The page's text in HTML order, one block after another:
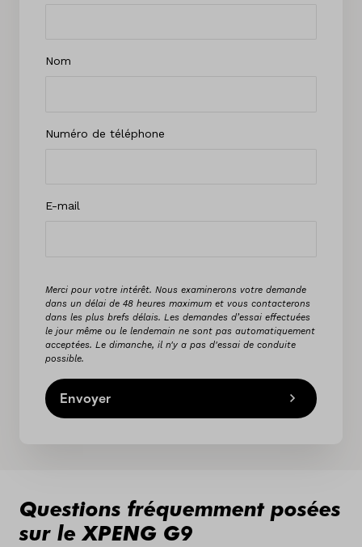
Nom
Numéro de téléphone
E-mail
Merci pour votre intérêt. Nous examinerons votre demande
dans un délai de 48 heures maximum et vous contacterons
dans les plus brefs délais. Les demandes d’essai effectuées
le jour même ou le lendemain ne sont pas automatiquement
acceptées. Le dimanche, il n'y a pas d'essai de conduite
possible.
Envoyer
Questions fréquemment posées
sur le XPENG G9